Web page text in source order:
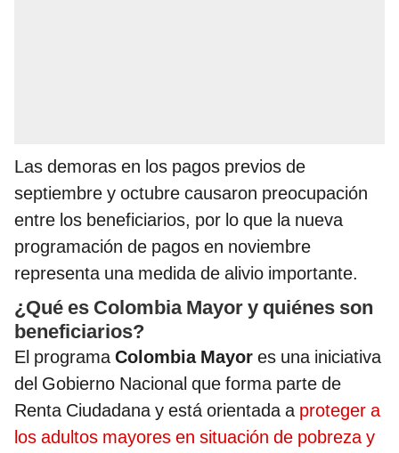
Las demoras en los pagos previos de
septiembre y octubre causaron preocupación
entre los beneficiarios, por lo que la nueva
programación de pagos en noviembre
representa una medida de alivio importante.
¿Qué es Colombia Mayor y quiénes son
beneficiarios?
El programaColombia Mayor es una iniciativa
del Gobierno Nacional que forma parte de
Renta Ciudadana y está orientada a proteger a
los adultos mayores en situación de pobreza y